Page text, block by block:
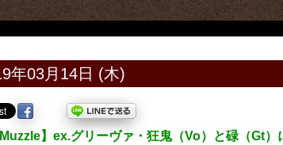
年03月14日 (木)
Muzzle】ex.グリーヴァ・狂鬼（Vo）と碌（Gt